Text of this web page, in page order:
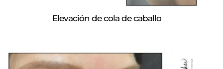
Elevación de cola de caballo